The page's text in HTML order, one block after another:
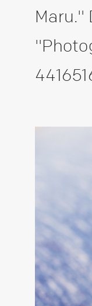
Maru."